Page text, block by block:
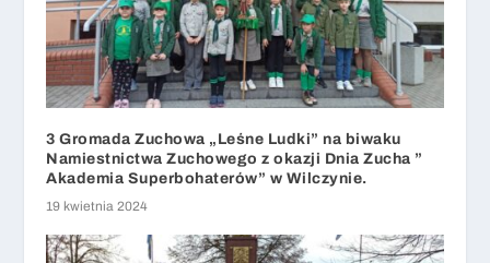
3 Gromada Zuchowa „Leśne Ludki” na biwaku
Namiestnictwa Zuchowego z okazji Dnia Zucha ”
Akademia Superbohaterów” w Wilczynie.
19 kwietnia 2024